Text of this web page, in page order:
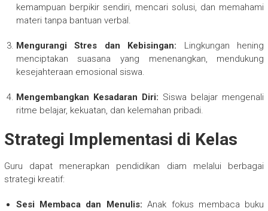
kemampuan berpikir sendiri, mencari solusi, dan memahami
materi tanpa bantuan verbal.
Mengurangi Stres dan Kebisingan: Lingkungan hening
menciptakan suasana yang menenangkan, mendukung
kesejahteraan emosional siswa.
Mengembangkan Kesadaran Diri: Siswa belajar mengenali
ritme belajar, kekuatan, dan kelemahan pribadi.
Strategi Implementasi di Kelas
Guru dapat menerapkan pendidikan diam melalui berbagai
strategi kreatif:
Sesi Membaca dan Menulis: Anak fokus membaca buku